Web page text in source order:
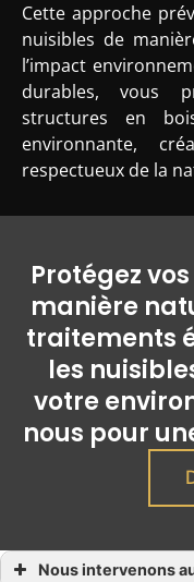
Cette approche
nuisibles de
l’impact
durables, vous
structures en
environnante,
respectueux de la
Protégez
manière
traitements
les
votre
nous pour
Nous intervenons